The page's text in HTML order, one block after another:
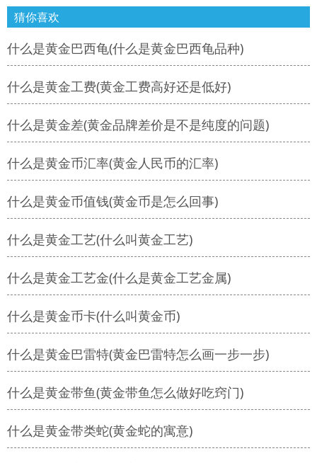
猜你喜欢
什么是黄金巴西龟(什么是黄金巴西龟品种)
什么是黄金工费(黄金工费高好还是低好)
什么是黄金差(黄金品牌差价是不是纯度的问题)
什么是黄金币汇率(黄金人民币的汇率)
什么是黄金币值钱(黄金币是怎么回事)
什么是黄金工艺(什么叫黄金工艺)
什么是黄金工艺金(什么是黄金工艺金属)
什么是黄金币卡(什么叫黄金币)
什么是黄金巴雷特(黄金巴雷特怎么画一步一步)
什么是黄金带鱼(黄金带鱼怎么做好吃窍门)
什么是黄金带类蛇(黄金蛇的寓意)